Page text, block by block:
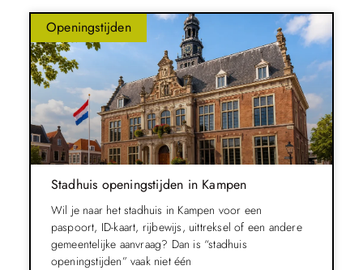
Openingstijden
Stadhuis openingstijden in Kampen
Wil je naar het stadhuis in Kampen voor een
paspoort, ID-kaart, rijbewijs, uittreksel of een andere
gemeentelijke aanvraag? Dan is “stadhuis
openingstijden” vaak niet één